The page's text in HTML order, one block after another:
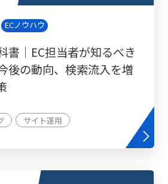
ECノウハウ
書│EC担当者が知るべき
後の動向、検索流入を増
サイト運用